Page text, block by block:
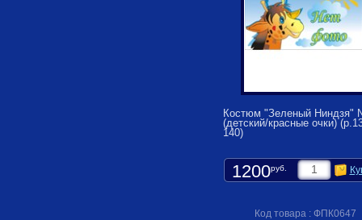
Костюм "Зеленый Ниндзя"
(детский/красные очки)
140)
1200руб.
Код товара : ФПК0647